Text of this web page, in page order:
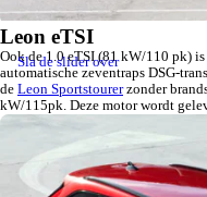
Leon eTSI
Ook de 1.0 eTSI (81 kW/110 pk)
automatische zeventraps DSG-
de Leon Sportstourerzonder
kW/115pk. Deze motor wordt
Sla de slider over